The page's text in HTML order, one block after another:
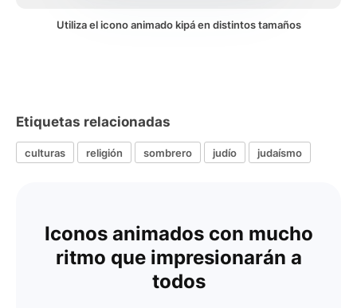
Utiliza el icono animado kipá en distintos tamaños
Etiquetas relacionadas
culturas religión sombrero judío judaísmo
Iconos animados con mucho
ritmo que impresionarán a
todos